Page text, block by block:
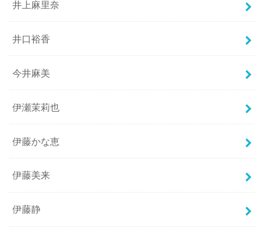
井上麻里奈
井口裕香
今井麻美
伊瀬茉莉也
伊藤かな恵
伊藤美来
伊藤静